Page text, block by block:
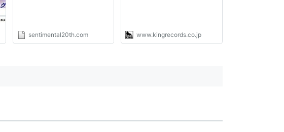
陽水II センチメンタル (紙ジャケット仕様)
アーティスト:井上陽水
sentimental20th.com www.kingrecords.co.jp